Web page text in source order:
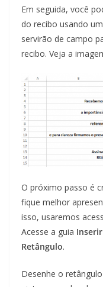
Em seguida, você
do recibo usando
servirão de campo
recibo. Veja a
O próximo passo é
fique melhor
isso, usaremos
Acesse a guia Inserir
Retângulo.
Desenhe o